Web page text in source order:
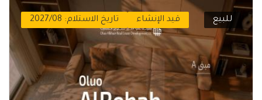
للبيع قيد الإنشاء تاريخ الاستلام: 2027/08